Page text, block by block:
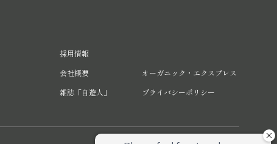
採用情報
会社概要
雑誌「自遊人」
オーガニック・エクスプレス
プライバシーポリシー